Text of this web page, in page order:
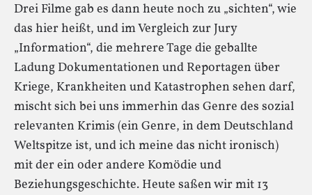
Drei Filme gab es dann heute noch zu „sichten“, wie
das hier heißt, und im Vergleich zur Jury
„Information“, die mehrere Tage die geballte
Ladung Dokumentationen und Reportagen über
Kriege, Krankheiten und Katastrophen sehen darf,
mischt sich bei uns immerhin das Genre des sozial
relevanten Krimis (ein Genre, in dem Deutschland
Weltspitze ist, und ich meine das nicht ironisch)
mit der ein oder andere Komödie und
Beziehungsgeschichte. Heute saßen wir mit 13